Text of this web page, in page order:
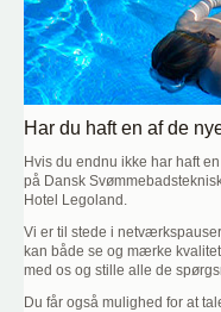
Har du haft en af de
Hvis du endnu ikke har haft
på Dansk
Hotel Legoland.
Vi er til stede i
kan både se og mærke
med os og stille alle de
Du får også mulighed for at